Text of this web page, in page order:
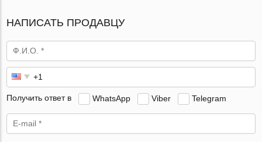
НАПИСАТЬ ПРОДАВЦУ
Получить ответ в WhatsApp Viber Telegram